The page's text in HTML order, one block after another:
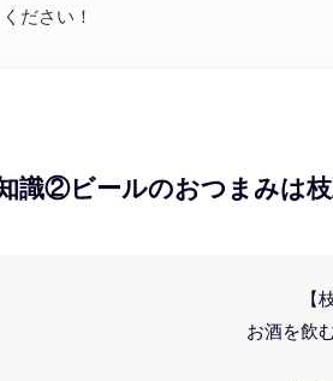
ださい！
識②ビールのおつまみは
【
お酒を飲